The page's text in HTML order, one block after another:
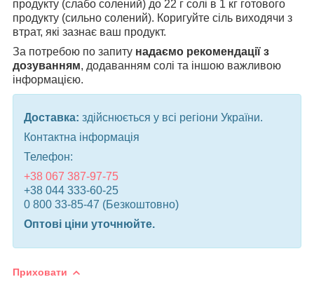
продукту (слабо солений) до 22 г солі в 1 кг готового
продукту (сильно солений). Коригуйте сіль виходячи з
втрат, які зазнає ваш продукт.
За потребою по запиту надаємо рекомендації з
дозуванням, додаванням солі та іншою важливою
інформацією.
Доставка: здійснюється у всі регіони України.
Контактна інформація
Телефон:
+38 067 387-97-75
+38 044 333-60-25
0 800 33-85-47 (Безкоштовно)
Оптові ціни уточнюйте.
Приховати